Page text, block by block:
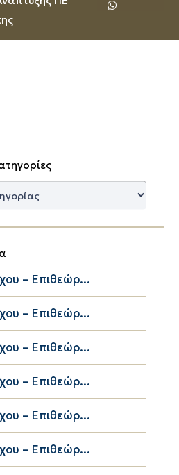
– Επιθεώρ...
– Επιθεώρ...
– Επιθεώρ...
– Επιθεώρ...
– Επιθεώρ...
– Επιθεώρ...